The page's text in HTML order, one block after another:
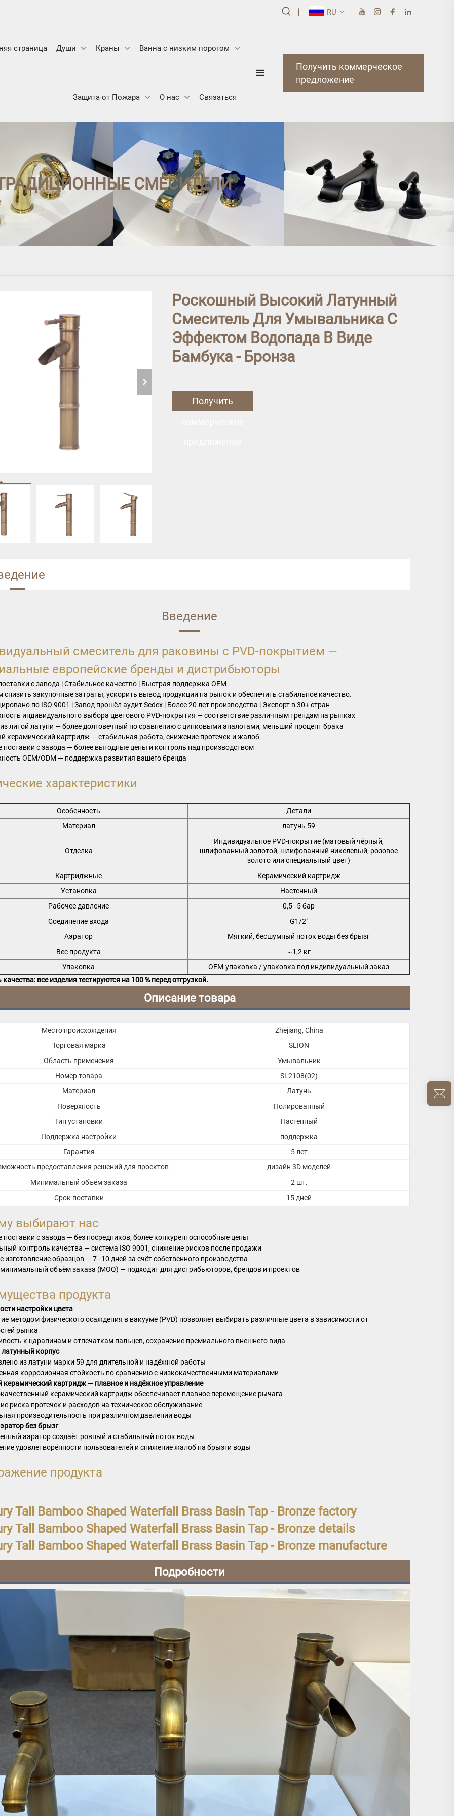
| RU
страница Души Краны Ванна с низким порогом
Защита от Пожара О нас Связаться
Получить коммерческое
предложение
СМЕСИТЕЛИ
Роскошный Высокий Латунный
Смеситель Для Умывальника С
Эффектом Водопада В Виде
Бамбука - Бронза
Получить
Введение
смеситель для раковины с PVD-покрытием —
европейские бренды и дистрибьюторы
с завода | Стабильное качество | Быстрая поддержка OEM
снизить закупочные затраты, ускорить вывод продукции на рынок и обеспечить стабильное качество.
по ISO 9001 | Завод прошёл аудит Sedex | Более 20 лет производства | Экспорт в 30+ стран
индивидуального выбора цветового PVD-покрытия — соответствие различным трендам на рынках
литой латуни — более долговечный по сравнению с цинковыми аналогами, меньший процент брака
керамический картридж — стабильная работа, снижение протечек и жалоб
с завода — более выгодные цены и контроль над производством
OEM/ODM — поддержка развития вашего бренда
характеристики
Особенность
Детали
Материал
латунь 59
Отделка
Индивидуальное PVD-покрытие (матовый чёрный,
шлифованный золотой, шлифованный никелевый, розовое
золото или специальный цвет)
Картриджные
Керамический картридж
Установка
Настенный
Рабочее давление
0,5–5 бар
Соединение входа
G1/2"
Аэратор
Мягкий, бесшумный поток воды без брызг
Вес продукта
~1,2 кг
Упаковка
OEM-упаковка / упаковка под индивидуальный заказ
все изделия тестируются на 100 % перед отгрузкой.
Описание товара
Место происхождения
Zhejiang, China
Торговая марка
SLION
Область применения
Умывальник
Номер товара
SL2108(02)
Материал
Латунь
Поверхность
Полированный
Тип установки
Настенный
Поддержка настройки
поддержка
Гарантия
5 лет
предоставления решений для проектов
дизайн 3D моделей
Минимальный объём заказа
2 шт.
Срок поставки
15 дней
выбирают нас
с завода — без посредников, более конкурентоспособные цены
контроль качества — система ISO 9001, снижение рисков после продажи
изготовление образцов — 7–10 дней за счёт собственного производства
объём заказа (MOQ) — подходит для дистрибьюторов, брендов и проектов
продукта
настройки цвета
методом физического осаждения в вакууме (PVD) позволяет выбирать различные цвета в зависимости от
рынка
к царапинам и отпечаткам пальцев, сохранение премиального внешнего вида
корпус
из латуни марки 59 для длительной и надёжной работы
коррозионная стойкость по сравнению с низкокачественными материалами
керамический картридж — плавное и надёжное управление
керамический картридж обеспечивает плавное перемещение рычага
риска протечек и расходов на техническое обслуживание
производительность при различном давлении воды
без брызг
аэратор создаёт ровный и стабильный поток воды
удовлетворённости пользователей и снижение жалоб на брызги воды
продукта
Подробности